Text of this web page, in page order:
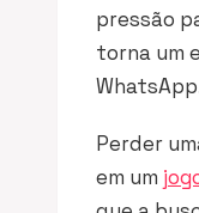
pressão
torna um
Perder
em um